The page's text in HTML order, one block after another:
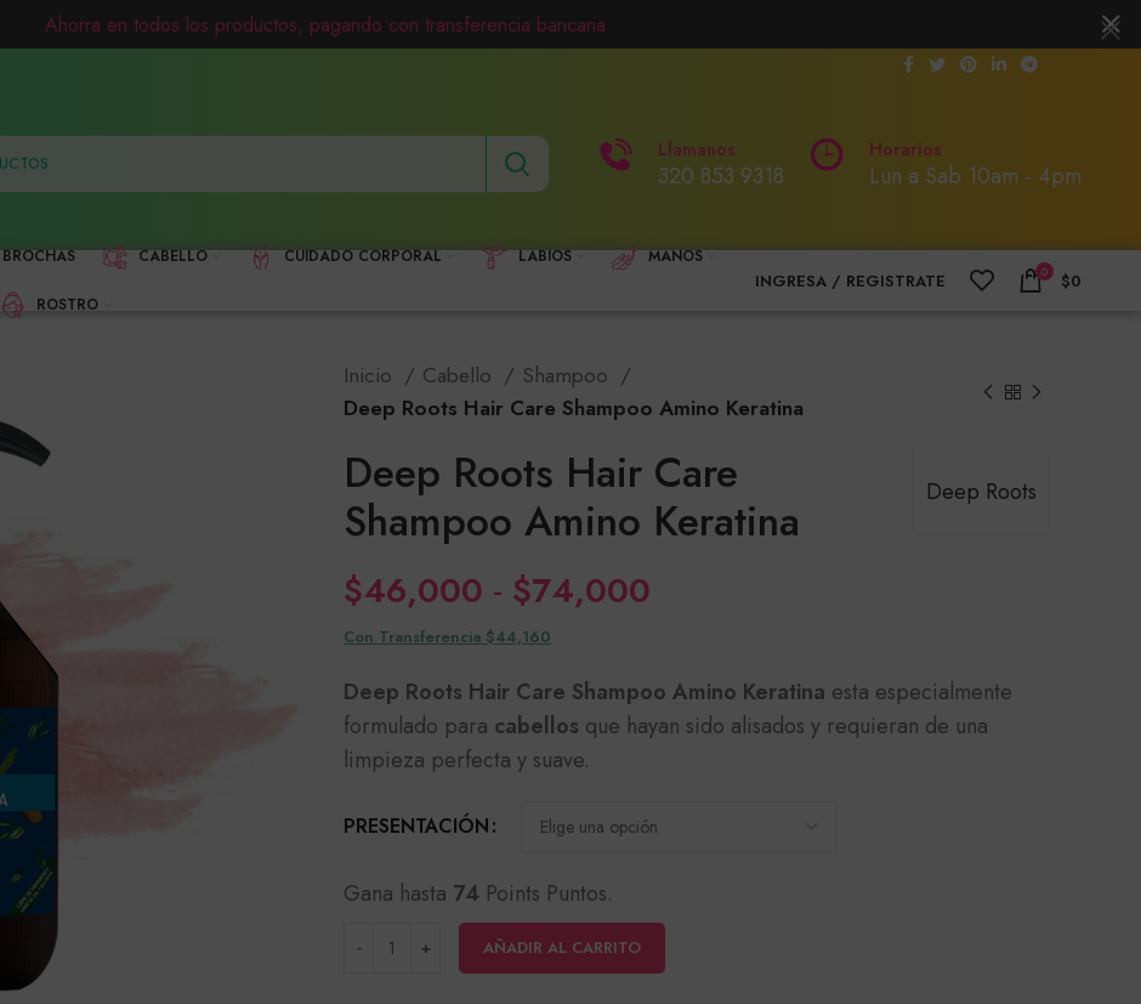
Llamanos
320 853 9318
Horarios
Lun a Sab 10am - 4pm
BROCHAS CABELLO CUIDADO CORPORAL LABIOS MANOS
ROSTRO
INGRESA / REGISTRATE 0 $0
Inicio Cabello
Shampoo
Deep Roots Hair Care Shampoo Amino Keratina
Deep Roots
Deep Roots Hair Care
Shampoo Amino Keratina
$46,000 - $74,000
desde
$46,000
$74,000
Con Transferencia $44,160
Deep Roots Hair Care Shampoo Amino Keratina esta especialmente
formulado para cabellos que hayan sido alisados y requieran de una
limpieza perfecta y suave.
PRESENTACIÓN
Gana hasta 74 Points Puntos.
AÑADIR AL CARRITO
Ahorra en todos los productos, pagando con transferencia bancaria